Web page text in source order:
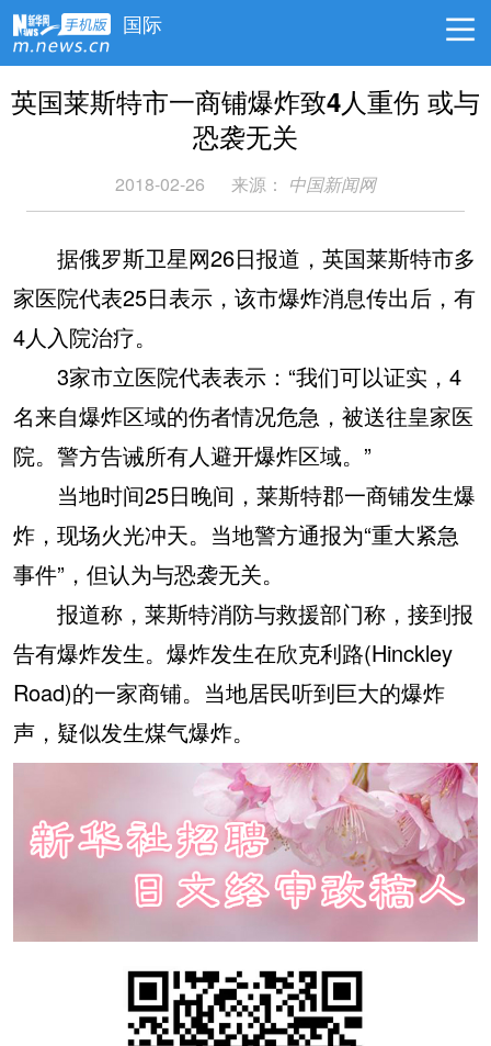
国际
英国莱斯特市一商铺爆炸致4人重伤 或与
恐袭无关
2018-02-26 来源： 中国新闻网
据俄罗斯卫星网26日报道，英国莱斯特市多
家医院代表25日表示，该市爆炸消息传出后，有
4人入院治疗。
3家市立医院代表表示：“我们可以证实，4
名来自爆炸区域的伤者情况危急，被送往皇家医
院。警方告诫所有人避开爆炸区域。”
当地时间25日晚间，莱斯特郡一商铺发生爆
炸，现场火光冲天。当地警方通报为“重大紧急
事件”，但认为与恐袭无关。
报道称，莱斯特消防与救援部门称，接到报
告有爆炸发生。爆炸发生在欣克利路(Hinckley
Road)的一家商铺。当地居民听到巨大的爆炸
声，疑似发生煤气爆炸。